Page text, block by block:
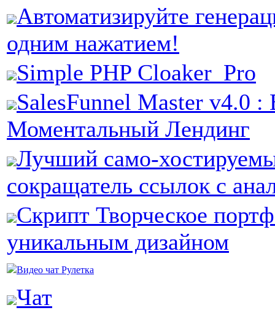
Автоматизируйте
одним нажатием!
Simple PHP Cloaker_Pro
SalesFunnel Master v4.0
Моментальный Лендинг
Лучший само-
сокращатель ссылок с
Скрипт Творческое
уникальным дизайном
Видео чат Рулетка
Чат